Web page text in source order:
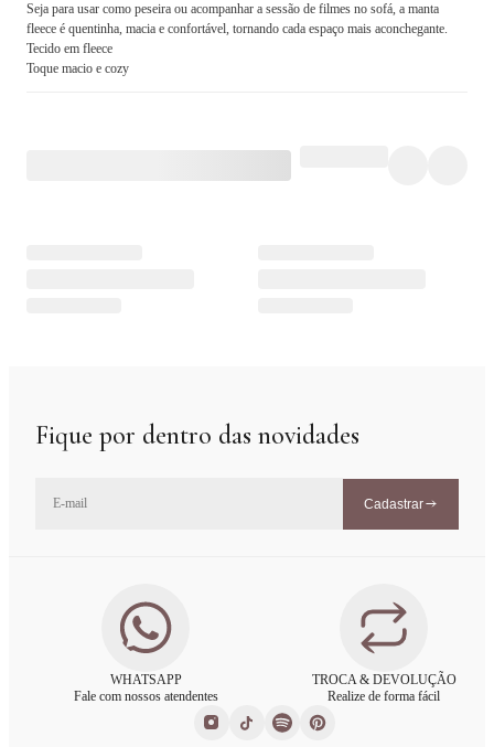
Seja para usar como peseira ou acompanhar a sessão de filmes no sofá, a manta
fleece é quentinha, macia e confortável, tornando cada espaço mais aconchegante.
Tecido em fleece
Toque macio e cozy
Fique por dentro das novidades
Cadastrar
WHATSAPP
Fale com nossos atendentes
TROCA & DEVOLUÇÃO
Realize de forma fácil